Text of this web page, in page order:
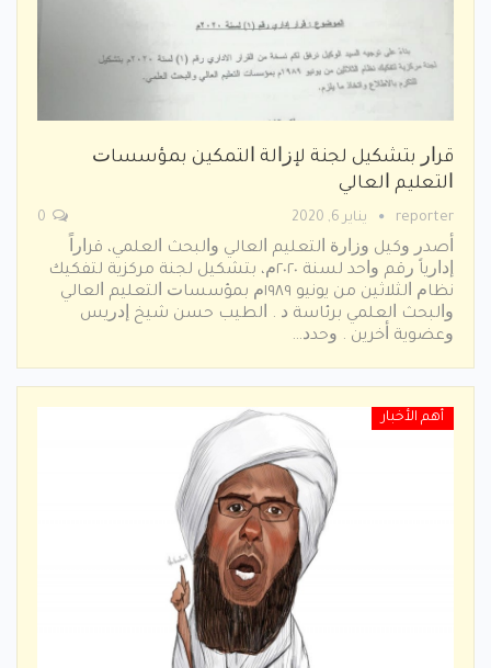
ﻗﺮﺍﺭ ﺑﺘﺸﻜﻴﻞ ﻟﺠﻨﺔ ﻹﺯﺍﻟﺔ ﺍﻟﺘﻤﻜﻴﻦ ﺑﻤﺆﺳﺴﺎﺕ
ﺍﻟﺘﻌﻠﻴﻢ ﺍﻟﻌﺎﻟﻲ
reporter يناير 6, 2020
ﺃﺻﺪﺭ ﻭﻛﻴﻞ ﻭﺯﺍﺭﺓ ﺍﻟﺘﻌﻠﻴﻢ ﺍﻟﻌﺎﻟﻲ ﻭﺍﻟﺒﺤﺚ ﺍﻟﻌﻠﻤﻲ، ﻗﺮﺍﺭﺍً
ﺇﺩﺍﺭﻳﺎً ﺭﻗﻢ ﻭﺍﺣﺪ ﻟﺴﻨﺔ ٢٠٢٠ﻡ، ﺑﺘﺸﻜﻴﻞ ﻟﺠﻨﺔ ﻣﺮﻛﺰﻳﺔ ﻟﺘﻔﻜﻴﻚ
ﻧﻈﺎﻡ ﺍﻟﺜﻼﺛﻴﻦ ﻣﻦ ﻳﻮﻧﻴﻮ ١٩٨٩ﻡ ﺑﻤﺆﺳﺴﺎﺕ ﺍﻟﺘﻌﻠﻴﻢ ﺍﻟﻌﺎﻟﻲ
ﻭﺍﻟﺒﺤﺚ ﺍﻟﻌﻠﻤﻲ ﺑﺮﺋﺎﺳﺔ ﺩ . ﺍﻟﻄﻴﺐ ﺣﺴﻦ ﺷﻴﺦ ﺇﺩﺭﻳﺲ
ﻭﻋﻀﻮﻳﺔ ﺃﺧﺮﻳﻦ . ﻭﺣﺪﺩ…
أهم الأخبار